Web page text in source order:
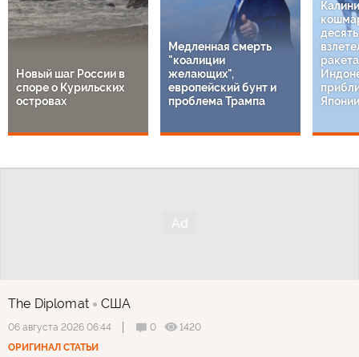
Новый шаг России в
споре о Курильских
островах
Медленная смерть
"коалиции
желающих",
европейский бунт и
проблема Трампа
Японии
The Diplomat США
06 августа 2026 06:44 0
1420
ОРИГИНАЛ СТАТЬИ